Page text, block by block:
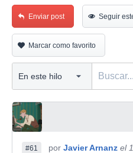
Enviar post Seguir
Marcar como favorito
#61 por Javier Arnanz el